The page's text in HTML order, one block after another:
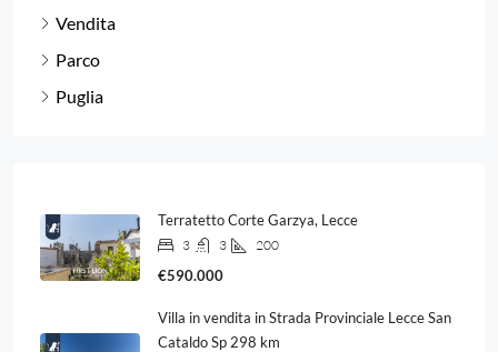
Vendita
Parco
Puglia
Terratetto Corte Garzya, Lecce
3 3 200
€590.000
Villa in vendita in Strada Provinciale Lecce San
Cataldo Sp 298 km